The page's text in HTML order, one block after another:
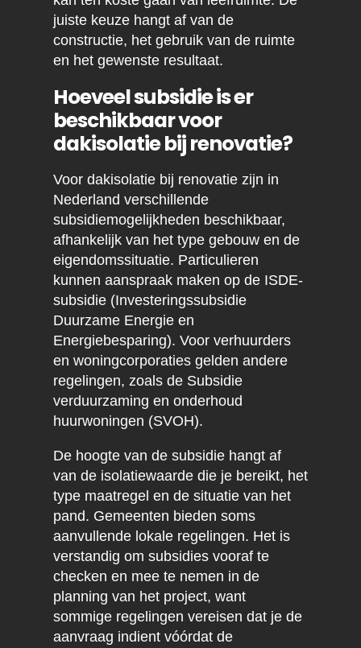
juiste keuze hangt af van de
constructie, het gebruik van de ruimte
en het gewenste resultaat.
Hoeveel subsidie is er
beschikbaar voor
dakisolatie bij renovatie?
Voor dakisolatie bij renovatie zijn in
Nederland verschillende
subsidiemogelijkheden beschikbaar,
afhankelijk van het type gebouw en de
eigendomssituatie. Particulieren
kunnen aanspraak maken op de ISDE-
subsidie (Investeringssubsidie
Duurzame Energie en
Energiebesparing). Voor verhuurders
en woningcorporaties gelden andere
regelingen, zoals de Subsidie
verduurzaming en onderhoud
huurwoningen (SVOH).
De hoogte van de subsidie hangt af
van de isolatiewaarde die je bereikt, het
type maatregel en de situatie van het
pand. Gemeenten bieden soms
aanvullende lokale regelingen. Het is
verstandig om subsidies vooraf te
checken en mee te nemen in de
planning van het project, want
sommige regelingen vereisen dat je de
aanvraag indient vóórdat de